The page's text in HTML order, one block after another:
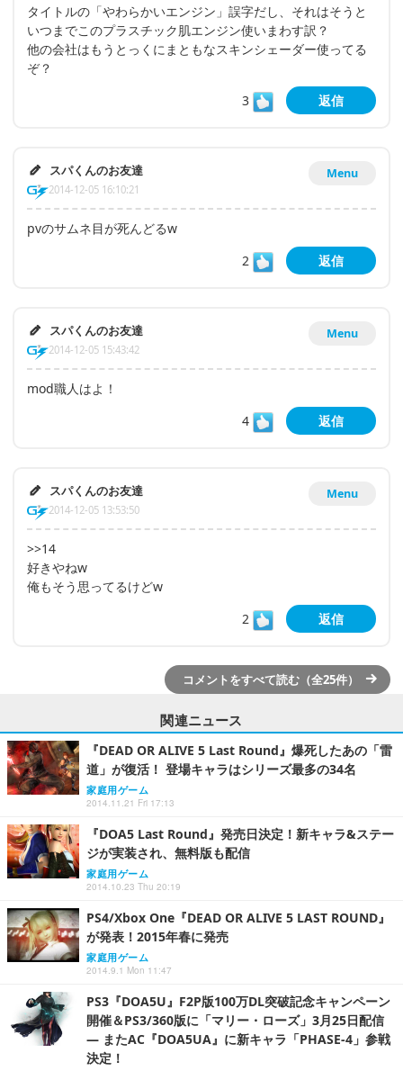
タイトルの「やわらかいエンジン」誤字だし、それはそうと
いつまでこのプラスチック肌エンジン使いまわす訳？
他の会社はもうとっくにまともなスキンシェーダー使ってる
ぞ？
3
返信
Menu
スパくんのお友達
2014-12-05 16:10:21
pvのサムネ目が死んどるw
2
返信
Menu
スパくんのお友達
2014-12-05 15:43:42
mod職人はよ！
4
返信
Menu
スパくんのお友達
2014-12-05 13:53:50
>>14
好きやねw
俺もそう思ってるけどw
2
返信
コメントをすべて読む（全25件）
関連ニュース
『DEAD OR ALIVE 5 Last Round』爆死したあの「雷
道」が復活！ 登場キャラはシリーズ最多の34名
家庭用ゲーム
2014.11.21 Fri 17:13
『DOA5 Last Round』発売日決定！新キャラ&ステー
ジが実装され、無料版も配信
家庭用ゲーム
2014.10.23 Thu 20:19
PS4/Xbox One『DEAD OR ALIVE 5 LAST ROUND』
が発表！2015年春に発売
家庭用ゲーム
2014.9.1 Mon 11:47
PS3『DOA5U』F2P版100万DL突破記念キャンペーン
開催＆PS3/360版に「マリー・ローズ」3月25日配信
― またAC『DOA5UA』に新キャラ「PHASE-4」参戦
決定！